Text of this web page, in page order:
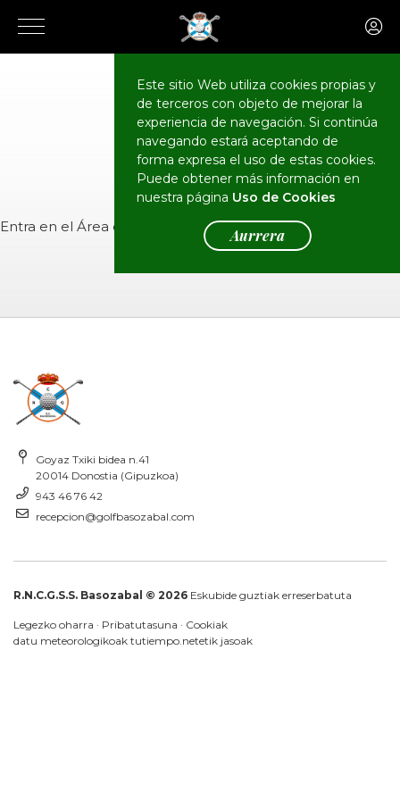
Este sitio Web utiliza cookies propias y
de terceros con objeto de mejorar la
experiencia de navegación. Si continúa
navegando estará aceptando de
forma expresa el uso de estas cookies.
Puede obtener más información en
nuestra página Uso de Cookies
Aurrera
CALENDARIO
Eventos
Entra en el Área de Socios para ver el evento.
Goyaz Txiki bidea n.41
20014 Donostia (Gipuzkoa)
943 46 76 42
recepcion@golfbasozabal.com
R.N.C.G.S.S. Basozabal © 2026 Eskubide guztiak erreserbatuta
Legezko oharra · Pribatutasuna · Cookiak
datu meteorologikoak tutiempo.netetik jasoak